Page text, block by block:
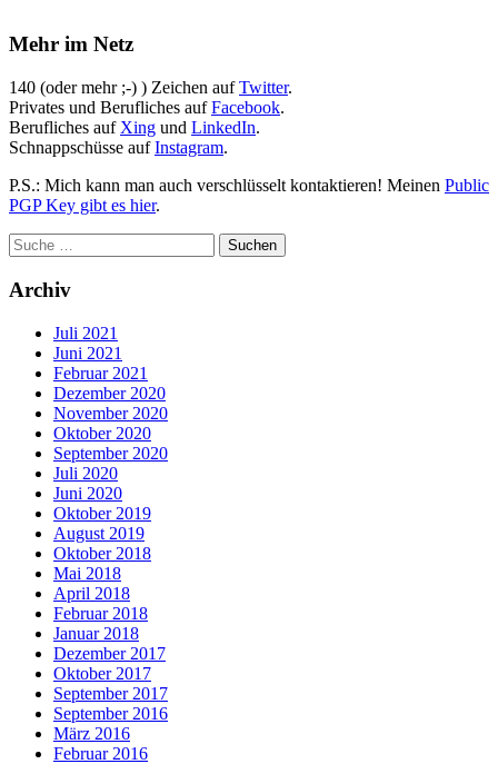
Mehr im Netz
140 (oder mehr ;-) ) Zeichen aufTwitter.
Privates und Berufliches aufFacebook.
Berufliches auf Xing und LinkedIn.
Schnappschüsse aufInstagram.
P.S.: Mich kann man auch verschlüsselt kontaktieren! Meinen Public
PGP Key gibt es hier.
Archiv
Juli 2021
Juni 2021
Februar 2021
Dezember 2020
November 2020
Oktober 2020
September 2020
Juli 2020
Juni 2020
Oktober 2019
August 2019
Oktober 2018
Mai 2018
April 2018
Februar 2018
Januar 2018
Dezember 2017
Oktober 2017
September 2017
September 2016
März 2016
Februar 2016